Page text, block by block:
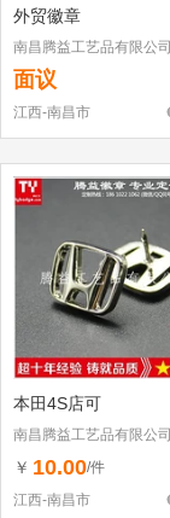
外贸徽章
南昌腾益工艺品有限公司
面议
江西-南昌市
本田4S店可
南昌腾益工艺品有限公司
￥ 10.00/件
江西-南昌市